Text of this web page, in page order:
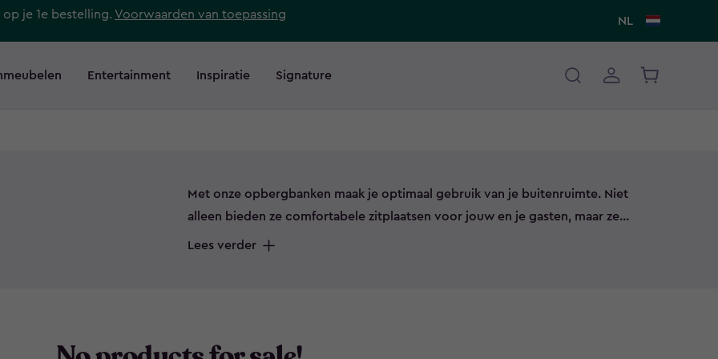
je 1e bestelling. Voorwaarden van toepassing NL
Entertainment Inspiratie Signature
Met onze opbergbanken maak je optimaal gebruik van je buitenruimte. Niet
alleen bieden ze comfortabele zitplaatsen voor jouw en je gasten, maar ze
hebben ook handige opbergruimte onder de zitting. Gebruik de opbergbanken
Lees verder